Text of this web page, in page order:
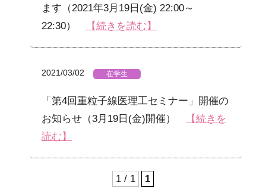
ます（2021年3月19日(金) 22:00～
22:30）
【続きを読む】
2021/03/02 在学生
「第4回重粒子線医理工セミナー」開催の
お知らせ（3月19日(金)開催）
【続きを
読む】
1 / 1 1